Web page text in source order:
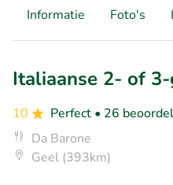
Informatie Foto's
Italiaanse 2- of
10 Perfect • 26
Da Barone
Geel (393km)